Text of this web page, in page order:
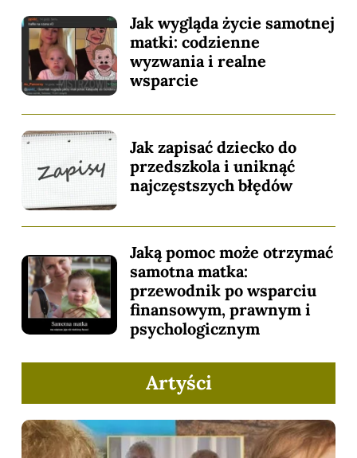
Jak wygląda życie samotnej
matki: codzienne
wyzwania i realne
wsparcie
Jak zapisać dziecko do
przedszkola i uniknąć
najczęstszych błędów
Jaką pomoc może otrzymać
samotna matka:
przewodnik po wsparciu
finansowym, prawnym i
psychologicznym
Artyści